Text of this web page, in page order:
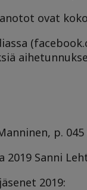
ovat
p. 045
2019 Sanni
2019: